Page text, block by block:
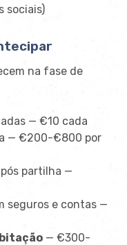
sociais)
na fase de
— €10 cada
— €200-€800 por
partilha —
seguros e contas —
— €300-